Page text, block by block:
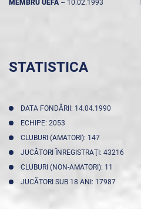
MEMBRU UEFA -- 10.02.1993
STATISTICA
DATA FONDĂRII: 14.04.1990
ECHIPE: 2053
CLUBURI (AMATORI): 147
JUCĂTORI ÎNREGISTRAŢI: 43216
CLUBURI (NON-AMATORI): 11
JUCĂTORI SUB 18 ANI: 17987